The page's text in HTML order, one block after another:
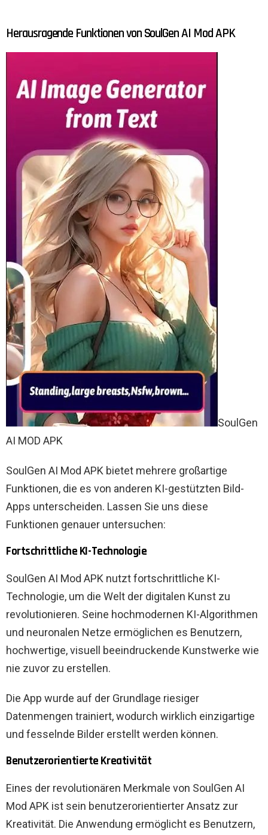
Herausragende Funktionen von SoulGen AI Mod APK
SoulGen
AI MOD APK
SoulGen AI Mod APK bietet mehrere großartige
Funktionen, die es von anderen KI-gestützten Bild-
Apps unterscheiden. Lassen Sie uns diese
Funktionen genauer untersuchen:
Fortschrittliche KI-Technologie
SoulGen AI Mod APK nutzt fortschrittliche KI-
Technologie, um die Welt der digitalen Kunst zu
revolutionieren. Seine hochmodernen KI-Algorithmen
und neuronalen Netze ermöglichen es Benutzern,
hochwertige, visuell beeindruckende Kunstwerke wie
nie zuvor zu erstellen.
Die App wurde auf der Grundlage riesiger
Datenmengen trainiert, wodurch wirklich einzigartige
und fesselnde Bilder erstellt werden können.
Benutzerorientierte Kreativität
Eines der revolutionären Merkmale von SoulGen AI
Mod APK ist sein benutzerorientierter Ansatz zur
Kreativität. Die Anwendung ermöglicht es Benutzern,